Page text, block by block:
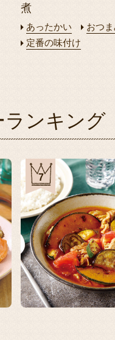
煮
あったかい
おつ
定番の味付け
ランキング
7